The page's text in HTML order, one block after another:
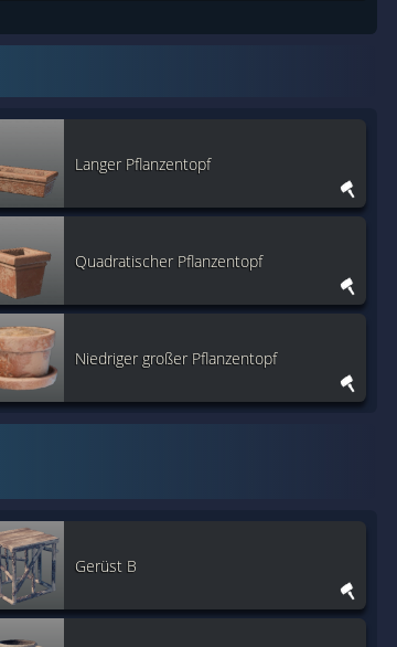
Langer Pflanzentopf
Quadratischer Pflanzentopf
Niedriger großer Pflanzentopf
Gerüst B